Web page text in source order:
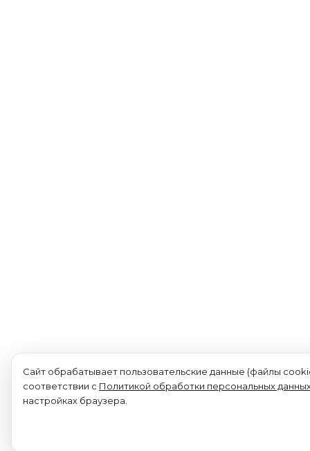
Сайт обрабатывает пользовательские данные (файлы
соответствии с Политикой обработки персональных
настройках браузера.